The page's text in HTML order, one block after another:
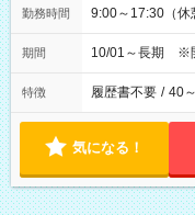
勤務時間 9:00～17:30（休
期間 10/01～長期 ※
特徴 履歴書不要 / 40
気になる！